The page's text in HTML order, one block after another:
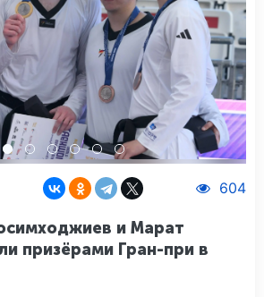
604
и Марат
призёрами Гран-при в